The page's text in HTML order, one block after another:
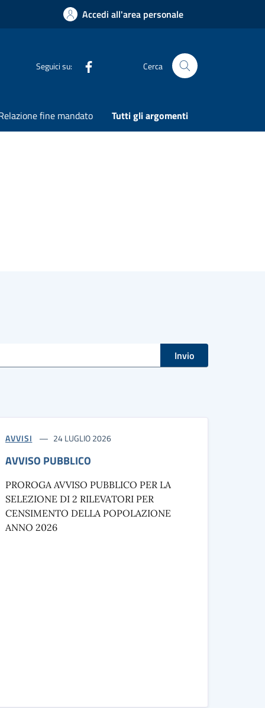
Accedi all'area personale
Seguici su: Cerca Cerca nel sito
fine mandato Tutti gli argomenti
Invio
AVVISI 24 LUGLIO 2026
AVVISO PUBBLICO
PROROGA AVVISO PUBBLICO PER LA
SELEZIONE DI 2 RILEVATORI PER
CENSIMENTO DELLA POPOLAZIONE
ANNO 2026